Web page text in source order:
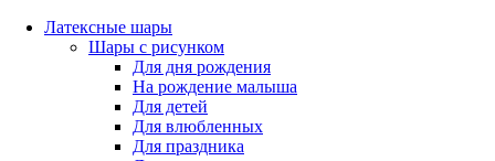
Латексные шары
Шары с рисунком
Для дня рождения
На рождение малыша
Для детей
Для влюбленных
Для праздника